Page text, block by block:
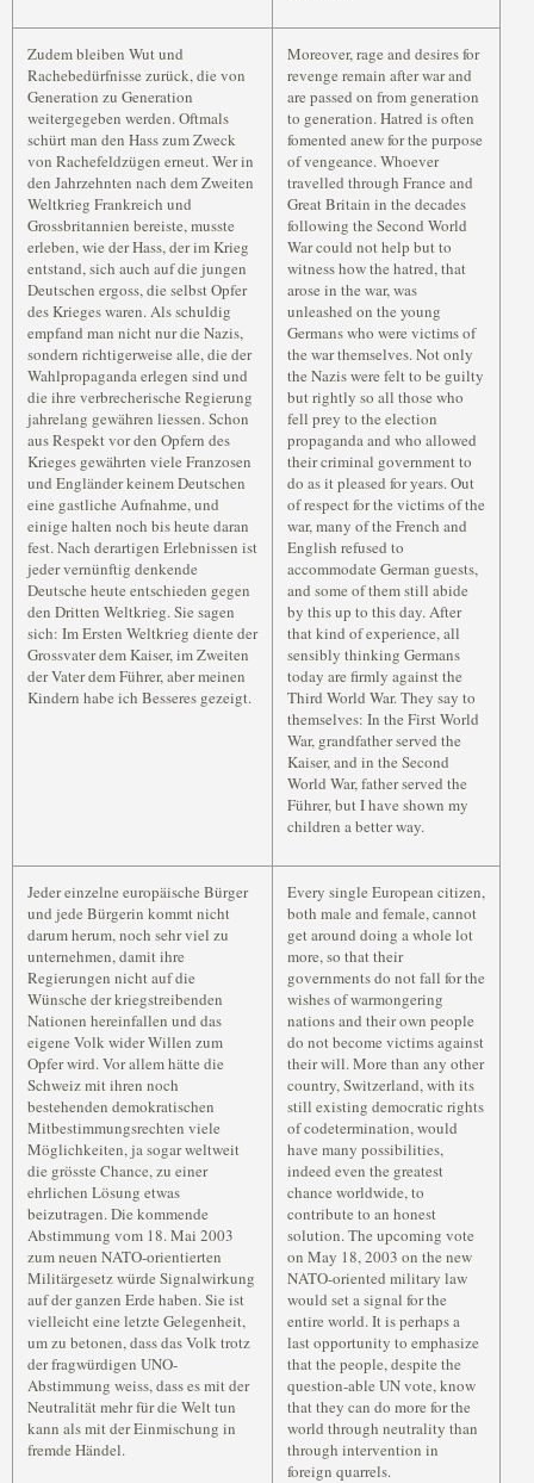
Zudem bleiben Wut und
Rachebedürfnisse zurück, die von
Generation zu Generation
weitergegeben werden. Oftmals
schürt man den Hass zum Zweck
von Rachefeldzügen erneut. Wer in
den Jahrzehnten nach dem Zweiten
Weltkrieg Frankreich und
Grossbritannien bereiste, musste
erleben, wie der Hass, der im Krieg
entstand, sich auch auf die jungen
Deutschen ergoss, die selbst Opfer
des Krieges waren. Als schuldig
empfand man nicht nur die Nazis,
sondern richtigerweise alle, die der
Wahlpropaganda erlegen sind und
die ihre verbrecherische Regierung
jahrelang gewähren liessen. Schon
aus Respekt vor den Opfern des
Krieges gewährten viele Franzosen
und Engländer keinem Deutschen
eine gastliche Aufnahme, und
einige halten noch bis heute daran
fest. Nach derartigen Erlebnissen ist
jeder vernünftig denkende
Deutsche heute entschieden gegen
den Dritten Weltkrieg. Sie sagen
sich: Im Ersten Weltkrieg diente der
Grossvater dem Kaiser, im Zweiten
der Vater dem Führer, aber meinen
Kindern habe ich Besseres gezeigt.
Moreover, rage and desires for
revenge remain after war and
are passed on from generation
to generation. Hatred is often
fomented anew for the purpose
of vengeance. Whoever
travelled through France and
Great Britain in the decades
following the Second World
War could not help but to
witness how the hatred, that
arose in the war, was
unleashed on the young
Germans who were victims of
the war themselves. Not only
the Nazis were felt to be guilty
but rightly so all those who
fell prey to the election
propaganda and who allowed
their criminal government to
do as it pleased for years. Out
of respect for the victims of the
war, many of the French and
English refused to
accommodate German guests,
and some of them still abide
by this up to this day. After
that kind of experience, all
sensibly thinking Germans
today are firmly against the
Third World War. They say to
themselves: In the First World
War, grandfather served the
Kaiser, and in the Second
World War, father served the
Führer, but I have shown my
children a better way.
Jeder einzelne europäische Bürger
und jede Bürgerin kommt nicht
darum herum, noch sehr viel zu
unternehmen, damit ihre
Regierungen nicht auf die
Wünsche der kriegstreibenden
Nationen hereinfallen und das
eigene Volk wider Willen zum
Opfer wird. Vor allem hätte die
Schweiz mit ihren noch
bestehenden demokratischen
Mitbestimmungsrechten viele
Möglichkeiten, ja sogar weltweit
die grösste Chance, zu einer
ehrlichen Lösung etwas
beizutragen. Die kommende
Abstimmung vom 18. Mai 2003
zum neuen NATO-orientierten
Militärgesetz würde Signalwirkung
auf der ganzen Erde haben. Sie ist
vielleicht eine letzte Gelegenheit,
um zu betonen, dass das Volk trotz
der fragwürdigen UNO-
Abstimmung weiss, dass es mit der
Neutralität mehr für die Welt tun
kann als mit der Einmischung in
fremde Händel.
Every single European citizen,
both male and female, cannot
get around doing a whole lot
more, so that their
governments do not fall for the
wishes of warmongering
nations and their own people
do not become victims against
their will. More than any other
country, Switzerland, with its
still existing democratic rights
of codetermination, would
have many possibilities,
indeed even the greatest
chance worldwide, to
contribute to an honest
solution. The upcoming vote
on May 18, 2003 on the new
NATO-oriented military law
would set a signal for the
entire world. It is perhaps a
last opportunity to emphasize
that the people, despite the
question-able UN vote, know
that they can do more for the
world through neutrality than
through intervention in
foreign quarrels.